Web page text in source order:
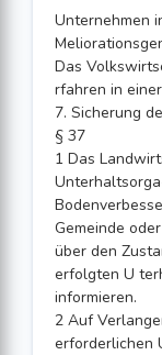
Unternehmen
Das
rfahren in
7. Sicherung
§ 37
1 Das
Gemeinde
über den
erfolgten U
informieren.
2 Auf
erforderlichen